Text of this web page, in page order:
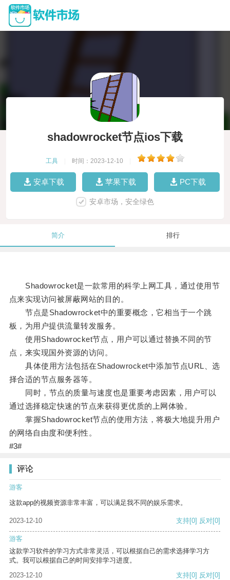
shadowrocket节点ios下载
工具 时间：2023-12-10
安卓下载 苹果下载 PC下载
安卓市场，安全绿色
简介 排行
Shadowrocket是一款常用的科学上网工具，通过使用节
点来实现访问被屏蔽网站的目的。
节点是Shadowrocket中的重要概念，它相当于一个跳
板，为用户提供流量转发服务。
使用Shadowrocket节点，用户可以通过替换不同的节
点，来实现国外资源的访问。
具体使用方法包括在Shadowrocket中添加节点URL、选
择合适的节点服务器等。
同时，节点的质量与速度也是重要考虑因素，用户可以
通过选择稳定快速的节点来获得更优质的上网体验。
掌握Shadowrocket节点的使用方法，将极大地提升用户
的网络自由度和便利性。
#3#
评论
游客
这款app的视频资源非常丰富，可以满足我不同的娱乐需求。
2023-12-10 支持[0] 反对[0]
游客
这款学习软件的学习方式非常灵活，可以根据自己的需求选择学习方
式。我可以根据自己的时间安排学习进度。
2023-12-10
支持[0] 反对[0]